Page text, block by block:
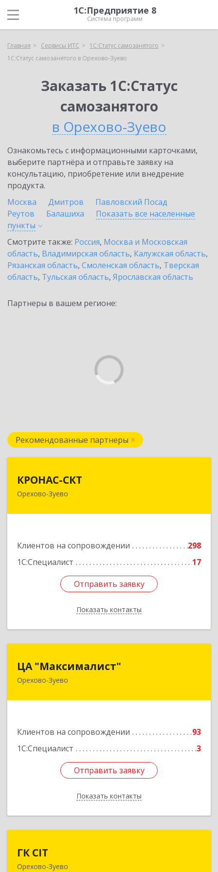
1С:Предприятие 8
Система программ
Главная Сервисы ИТС
1С:Статус самозанятого
1С:Статус самозанятого в Орехово-Зуево
Заказать 1С:Статус
самозанятого
в Орехово-Зуево
Ознакомьтесь с информационными карточками,
выберите партнёра и отправьте заявку на
консультацию, приобретение или внедрение
продукта.
Москва
Дмитров
Павловский Посад
Реутов
Балашиха
Показать все населенные
пункты
Смотрите также: Россия, Москва и Московская
область, Владимирская область, Калужская область,
Рязанская область, Смоленская область, Тверская
область, Тульская область, Ярославская область
Партнеры в вашем регионе:
Рекомендованные партнеры
КРОНАС-СКТ
Орехово-Зуево
Клиентов на сопровождении
298
1С:Специалист
17
Отправить заявку
Показать контакты
142600, Московская обл, Орехово-Зуево г,
Отправить заявку
Назад
ЦА "Максималист"
Орехово-Зуево
Клиентов на сопровождении
93
1С:Специалист
3
Отправить заявку
Показать контакты
142600, Московская обл, Орехово-Зуево г,
Отправить заявку
Назад
ГК CIT
Орехово-Зуево
142600, Московская обл, Орехово-Зуево г,